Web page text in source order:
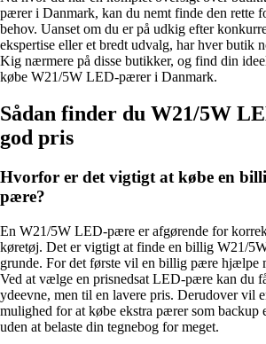
pærer i Danmark, kan du nemt finde den rette
behov. Uanset om du er på udkig efter
ekspertise eller et bredt udvalg, har hver butik
Kig nærmere på disse butikker, og find din
købe W21/5W LED-pærer i Danmark.
Sådan finder du W21/5W
god pris
Hvorfor er det vigtigt at købe en
pære?
En W21/5W LED-pære er afgørende for
køretøj. Det er vigtigt at finde en billig W21/
grunde. For det første vil en billig pære hjælpe
Ved at vælge en prisnedsat LED-pære kan du
ydeevne, men til en lavere pris. Derudover vil
mulighed for at købe ekstra pærer som backup
uden at belaste din tegnebog for meget.